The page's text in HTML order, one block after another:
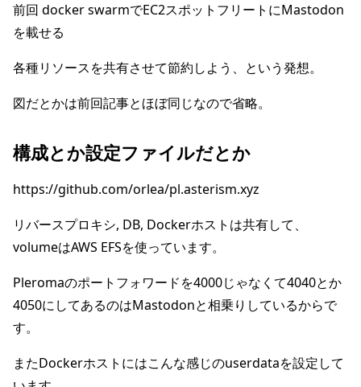
前回 docker swarmでEC2スポットフリートにMastodon
を載せる
各種リソースを共有させて節約しよう、という発想。
図だとかは前回記事とほぼ同じなので省略。
構成とか設定ファイルだとか
https://github.com/orlea/pl.asterism.xyz
リバースプロキシ, DB, Dockerホストは共有して、
volumeはAWS EFSを使っています。
Pleromaのポートフォワードを4000じゃなくて4040とか
4050にしてあるのはMastodonと相乗りしているからで
す。
またDockerホストにはこんな感じのuserdataを設定して